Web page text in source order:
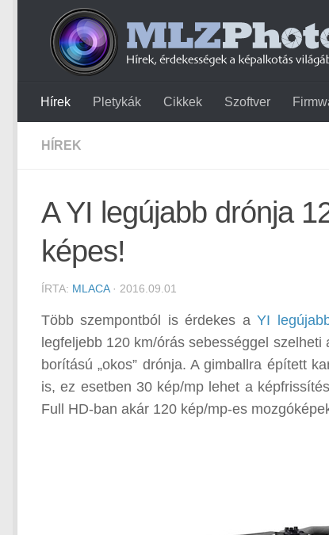
Hírek Pletykák Cikkek Szoftver
HÍREK
A YI legújabb drónja
képes!
ÍRTA: MLACA· 2016.09.01
Több szempontból is érdekes aYI
legfeljebb 120 km/órás sebességgel
borítású „okos” drónja. A gimballra épített
is, ez esetben 30 kép/mp lehet a
Full HD-ban akár 120 kép/mp-es